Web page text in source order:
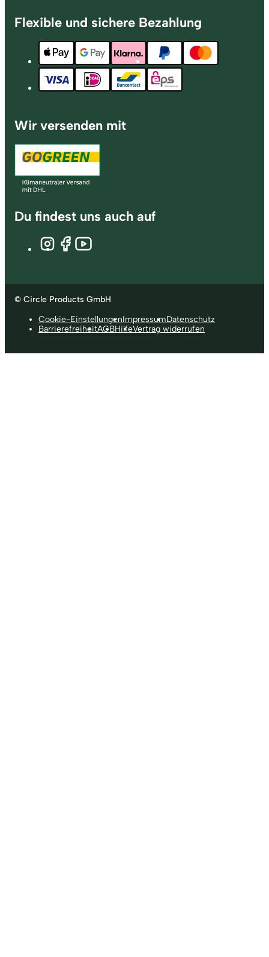
Flexible und sichere Bezahlung
Wir versenden mit
Du findest uns auch auf
© Circle Products GmbH
Cookie-EinstellungenImpressumDatenschutz
BarrierefreiheitAGBHilfeVertrag widerrufen